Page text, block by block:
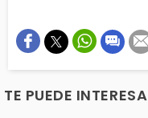
Este contenido
TE PUEDE